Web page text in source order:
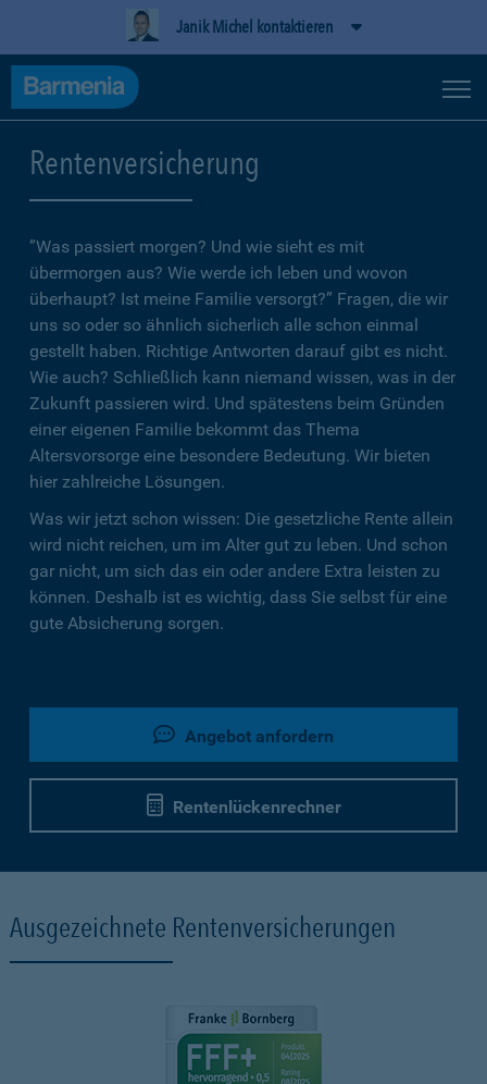
Janik Michel kontaktieren
Rentenversicherung
”Was passiert morgen? Und wie sieht es mit
übermorgen aus? Wie werde ich leben und wovon
überhaupt? Ist meine Familie versorgt?” Fragen, die wir
uns so oder so ähnlich sicherlich alle schon einmal
gestellt haben. Richtige Antworten darauf gibt es nicht.
Wie auch? Schließlich kann niemand wissen, was in der
Zukunft passieren wird. Und spätestens beim Gründen
einer eigenen Familie bekommt das Thema
Altersvorsorge eine besondere Bedeutung. Wir bieten
hier zahlreiche Lösungen.
Was wir jetzt schon wissen: Die gesetzliche Rente allein
wird nicht reichen, um im Alter gut zu leben. Und schon
gar nicht, um sich das ein oder andere Extra leisten zu
können. Deshalb ist es wichtig, dass Sie selbst für eine
gute Absicherung sorgen.
Angebot anfordern
Rentenlückenrechner
Ausgezeichnete Rentenversicherungen